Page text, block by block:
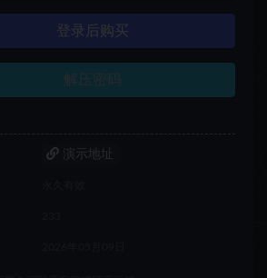
登录后购买
解压密码
演示地址